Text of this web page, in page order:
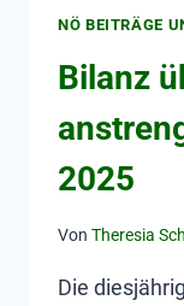
NÖ BEITRÄGE
Bilanz
2025
Von Theresia
Die